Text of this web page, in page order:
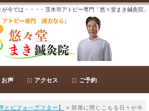
今では・・・ - 茨木市アトピー専門「悠々堂まき鍼灸院」
お声 アクセス ご予約
とビフォ―アフター】
> 部屋に閉じこもる日々が今